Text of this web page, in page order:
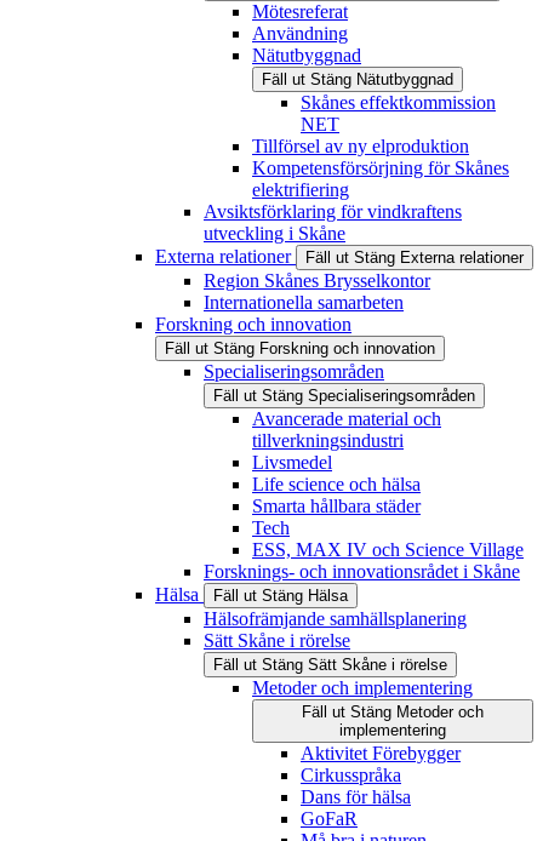
Mötesreferat
Användning
Nätutbyggnad
Fäll ut Stäng Nätutbyggnad
Skånes effektkommission
NET
Tillförsel av ny elproduktion
Kompetensförsörjning för Skånes
elektrifiering
Avsiktsförklaring för vindkraftens
utveckling i Skåne
Externa relationer
Fäll ut Stäng Externa relationer
Region Skånes Brysselkontor
Internationella samarbeten
Forskning och innovation
Fäll ut Stäng Forskning och innovation
Specialiseringsområden
Fäll ut Stäng Specialiseringsområden
Avancerade material och
tillverkningsindustri
Livsmedel
Life science och hälsa
Smarta hållbara städer
Tech
ESS, MAX IV och Science Village
Forsknings- och innovationsrådet i Skåne
Hälsa
Fäll ut Stäng Hälsa
Hälsofrämjande samhällsplanering
Sätt Skåne i rörelse
Fäll ut Stäng Sätt Skåne i rörelse
Metoder och implementering
Fäll ut Stäng Metoder och
implementering
Aktivitet Förebygger
Cirkusspråka
Dans för hälsa
GoFaR